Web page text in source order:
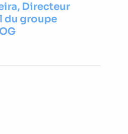
Directeur
du groupe